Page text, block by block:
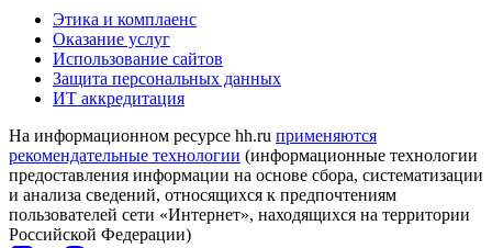
Этика и комплаенс
Оказание услуг
Использование сайтов
Защита персональных данных
ИТ аккредитация
На информационном ресурсе hh.ru применяются
рекомендательные технологии (информационные технологии
предоставления информации на основе сбора, систематизации
и анализа сведений, относящихся к предпочтениям
пользователей сети «Интернет», находящихся на территории
Российской Федерации)